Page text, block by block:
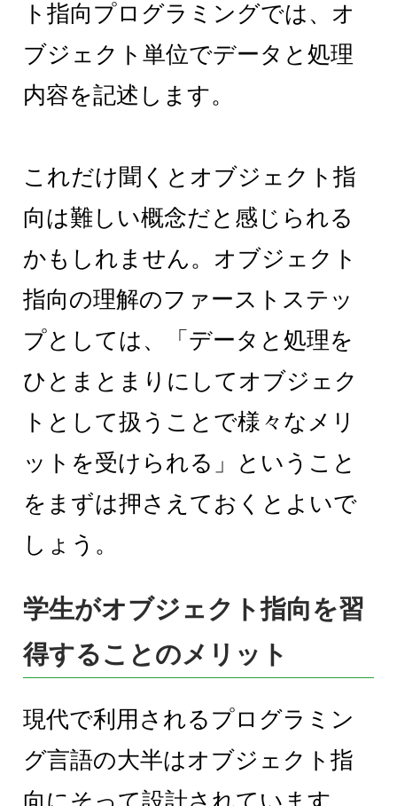
ト指向プログラミングでは、オ
ブジェクト単位でデータと処理
内容を記述します。
これだけ聞くとオブジェクト指
向は難しい概念だと感じられる
かもしれません。オブジェクト
指向の理解のファーストステッ
プとしては、「データと処理を
ひとまとまりにしてオブジェク
トとして扱うことで様々なメリ
ットを受けられる」ということ
をまずは押さえておくとよいで
しょう。
学生がオブジェクト指向を習
得することのメリット
現代で利用されるプログラミン
グ言語の大半はオブジェクト指